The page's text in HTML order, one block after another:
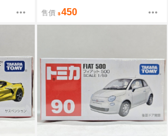
售價 450